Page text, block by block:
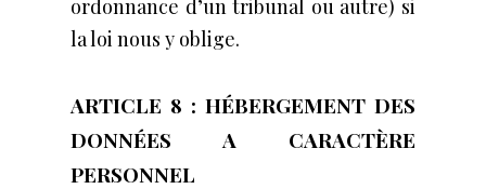
ordonnance d’un tribunal ou autre) si
la loi nous y oblige.
ARTICLE 8 : HÉBERGEMENT DES
DONNÉES A CARACTÈRE
PERSONNEL